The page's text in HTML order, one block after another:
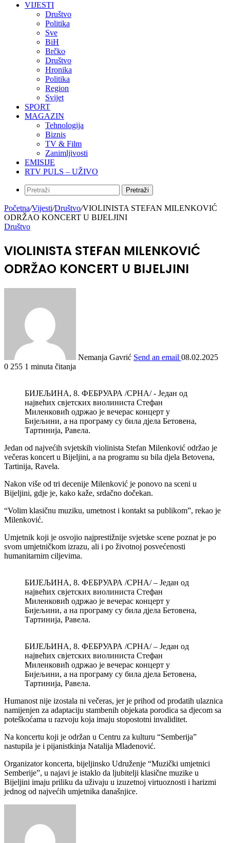
VIJESTI
Društvo
Politika
Sve
BiH
Brčko
Društvo
Hronika
Politika
Region
Svijet
SPORT
MAGAZIN
Tehnologija
Biznis
TV & Film
Zanimljivosti
EMISIJE
RTV PULS – UŽIVO
Pretraži
Početna/Vijesti/Društvo/VIOLINISTA STEFAN MILENKOVIĆ
ODRŽAO KONCERT U BIJELJINI
Društvo
VIOLINISTA STEFAN MILENKOVIĆ
ODRŽAO KONCERT U BIJELJINI
Nemanja Gavrić Send an email 08.02.2025
0 255 1 minuta čitanja
БИЈЕЉИНА, 8. ФЕБРУАРА /СРНА/ - Један од
највећих свјетских виолиниста Стефан
Миленковић одржао је вечерас концерт у
Бијељини, а на програму су била дјела Бетовена,
Тартинија, Равела.
Jedan od najvećih svjetskih violinista Stefan Milenković održao je
večeras koncert u Bijeljini, a na programu su bila djela Betovena,
Tartinija, Ravela.
Nakon više od tri decenije Milenković je ponovo na sceni u
Bijeljini, gdje je, kako kaže, srdačno dočekan.
“Volim klasičnu muziku, umetnost i kontakt sa publikom”, rekao je
Milenković.
Umjetnik koji je osvojio najprestižnije svjetske scene poznat je po
svom umjetničkom izrazu, ali i po životnoj posvećenosti
humanitarnim ciljevima.
БИЈЕЉИНА, 8. ФЕБРУАРА /СРНА/ – Један од
највећих свјетских виолиниста Стефан
Миленковић одржао је вечерас концерт у
Бијељини, а на програму су била дјела Бетовена,
Тартинија, Равела.
БИЈЕЉИНА, 8. ФЕБРУАРА /СРНА/ – Један од
највећих свјетских виолиниста Стефан
Миленковић одржао је вечерас концерт у
Бијељини, а на програму су била дјела Бетовена,
Тартинија, Равела.
Humanost nije izostala ni večeras, jer je prihod od prodatih ulaznica
namijenjen za adaptaciju stambenih objekata porodica sa djecom sa
poteškoćama u razvoju koja imaju stopostotni invaliditet.
Na koncertu koji je održan u Centru za kulturu “Semberija”
nastupila je i pijanistkinja Natalija Mladenović.
Organizator koncerta, bijeljinsko Udruženje “Muzički umjetnici
Semberije”, u najavi je istaklo da ljubitelji klasične muzike u
Bijeljini imaju priliku da uživaju u izuzetnoj virtuoznosti i harizmi
jednog od najvećih umjetnika današnjice.